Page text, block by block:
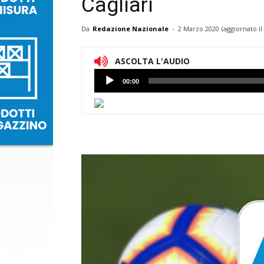
Cagliari
Da Redazione Nazionale - 2 Marzo 2020 (aggiornato il
ASCOLTA L'AUDIO
Lettore
Audio
00:00